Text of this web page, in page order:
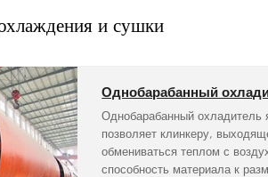
и сушки
Однобарабанный
Однобарабанный
позволяет клинкеру,
обмениваться теплом с
способность материала к